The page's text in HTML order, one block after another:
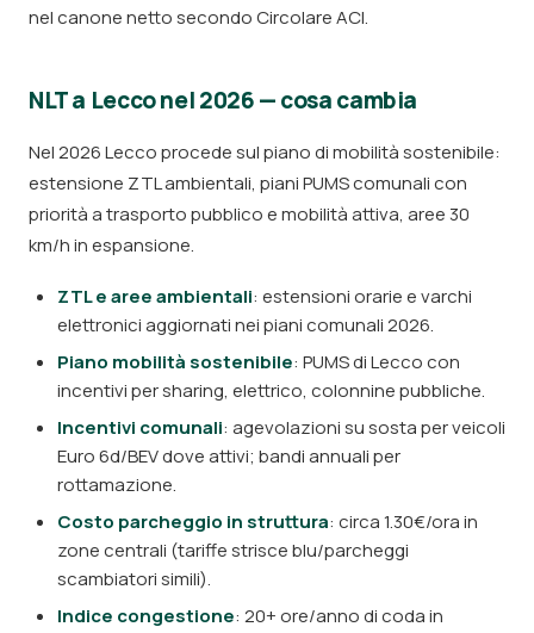
nel canone netto secondo Circolare ACI.
NLT a Lecco nel 2026 — cosa cambia
Nel 2026 Lecco procede sul piano di mobilità sostenibile:
estensione ZTL ambientali, piani PUMS comunali con
priorità a trasporto pubblico e mobilità attiva, aree 30
km/h in espansione.
ZTL e aree ambientali: estensioni orarie e varchi
elettronici aggiornati nei piani comunali 2026.
Piano mobilità sostenibile: PUMS di Lecco con
incentivi per sharing, elettrico, colonnine pubbliche.
Incentivi comunali: agevolazioni su sosta per veicoli
Euro 6d/BEV dove attivi; bandi annuali per
rottamazione.
Costo parcheggio in struttura: circa 1.30€/ora in
zone centrali (tariffe strisce blu/parcheggi
scambiatori simili).
Indice congestione: 20+ ore/anno di coda in